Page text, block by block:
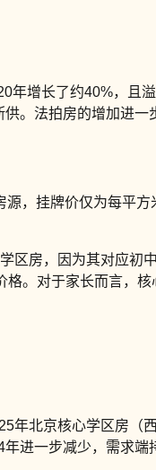
增长了约40%，且
。法拍房的增加进一
，挂牌价仅为每平
区房，因为其对应初
。对于家长而言，核
北京核心学区房（
进一步减少，需求端